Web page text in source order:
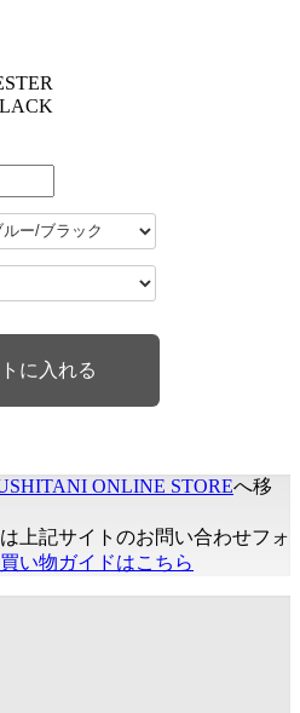
ONLINE STOREへ移
上記サイトのお問い合わせフォ
い物ガイドはこちら